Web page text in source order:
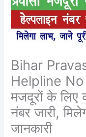
Bihar
Helpline No
मजदूरों के लिए
नंबर जारी,
जानकारी